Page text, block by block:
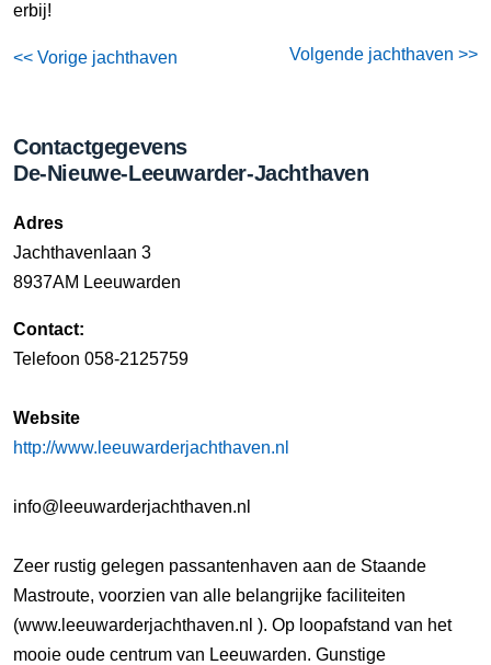
erbij!
<< Vorige jachthaven Volgende jachthaven >>
Contactgegevens
De-Nieuwe-Leeuwarder-Jachthaven
Adres
Jachthavenlaan 3
8937AM Leeuwarden
Contact:
Telefoon 058-2125759
Website
http://www.leeuwarderjachthaven.nl
info@leeuwarderjachthaven.nl
Zeer rustig gelegen passantenhaven aan de Staande
Mastroute, voorzien van alle belangrijke faciliteiten
(www.leeuwarderjachthaven.nl ). Op loopafstand van het
mooie oude centrum van Leeuwarden. Gunstige